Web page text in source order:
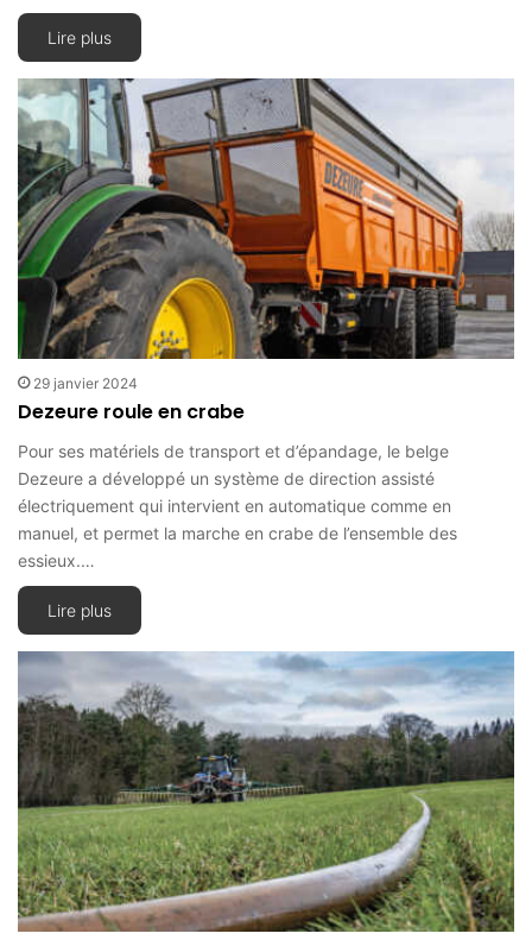
Lire plus
29 janvier 2024
Dezeure roule en crabe
Pour ses matériels de transport et d’épandage, le belge
Dezeure a développé un système de direction assisté
électriquement qui intervient en automatique comme en
manuel, et permet la marche en crabe de l’ensemble des
essieux.…
Lire plus